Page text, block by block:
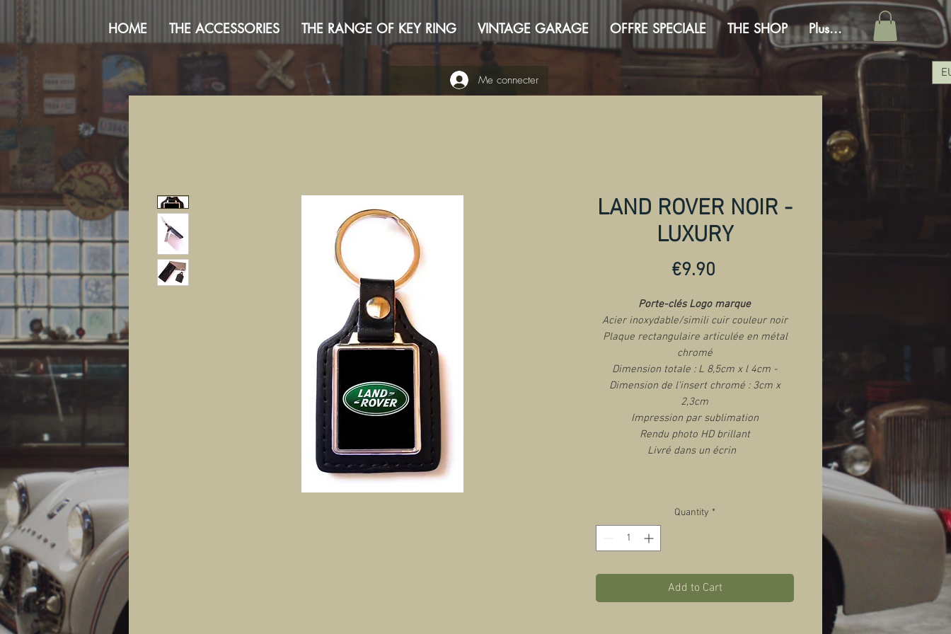
HOME THE ACCESSORIES THE RANGE OF KEY RING VINTAGE GARAGE OFFRE SPECIALE THE SHOP Plus...
Me connecter
LAND ROVER NOIR -
LUXURY
€9.90Price
Porte-clés Logo marque
Acier inoxydable/simili cuir couleur noir
Plaque rectangulaire articulée en métal
chromé
Dimension totale : L 8,5cm x l 4cm -
Dimension de l'insert chromé : 3cm x
2,3cm
Impression par sublimation
Rendu photo HD brillant
Livré dans un écrin
Quantity *
Add to Cart